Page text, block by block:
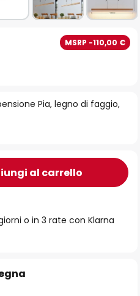
Pia, legno di faggio,
MSRP -110,00 €
al carrello
o in 3 rate con Klarna